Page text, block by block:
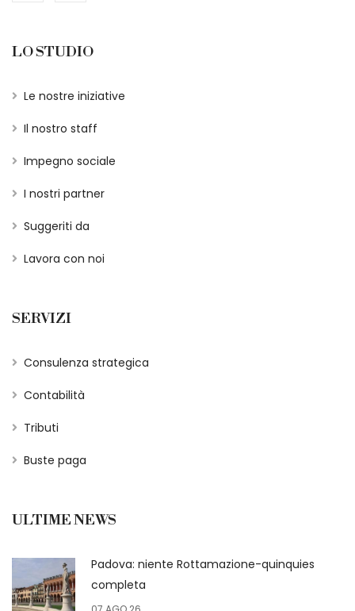
LO STUDIO
Le nostre iniziative
Il nostro staff
Impegno sociale
I nostri partner
Suggeriti da
Lavora con noi
SERVIZI
Consulenza strategica
Contabilità
Tributi
Buste paga
ULTIME NEWS
Padova: niente Rottamazione-quinquies
completa